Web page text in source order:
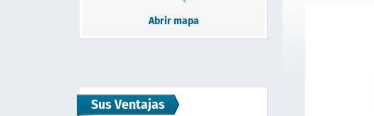
Abrir mapa
Sus Ventajas